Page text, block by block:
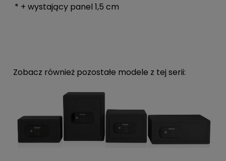
* + wystający panel 1,5 cm
Zobacz również pozostałe modele z tej serii: